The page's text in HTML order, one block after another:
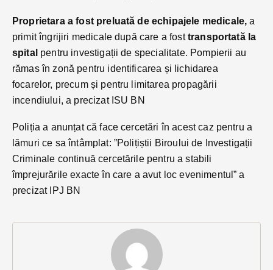
Proprietara a fost preluată de echipajele medicale, a
primit îngrijiri medicale după care a fosttransportată la
spital pentru investigații de specialitate. Pompierii au
rămas în zonă pentru identificarea și lichidarea
focarelor, precum și pentru limitarea propagării
incendiului, a precizat ISU BN
Poliția a anunțat că face cercetări în acest caz pentru a
lămuri ce sa întâmplat: ”Polițiștii Biroului de Investigații
Criminale continuă cercetările pentru a stabili
împrejurările exacte în care a avut loc evenimentul” a
precizat IPJ BN